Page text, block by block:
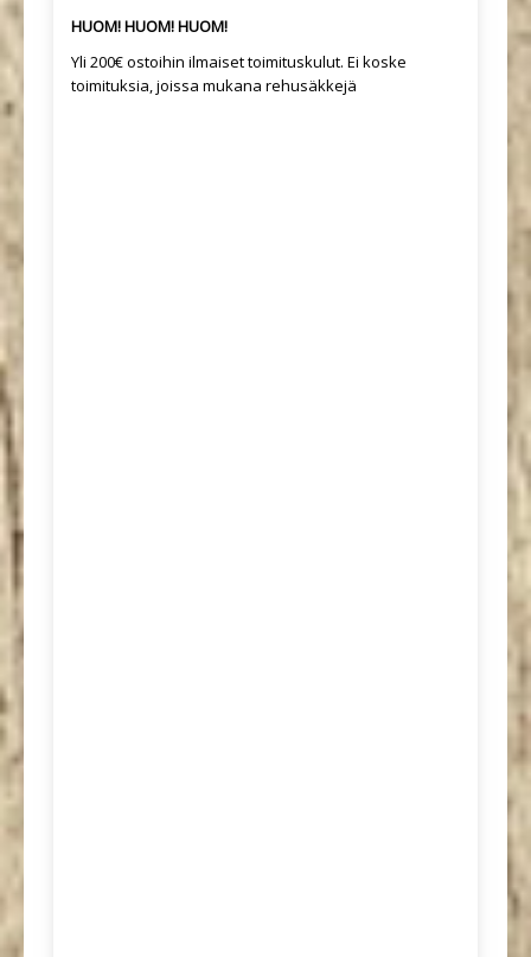
HUOM! HUOM! HUOM!
Yli 200€ ostoihin ilmaiset toimituskulut. Ei koske
toimituksia, joissa mukana rehusäkkejä